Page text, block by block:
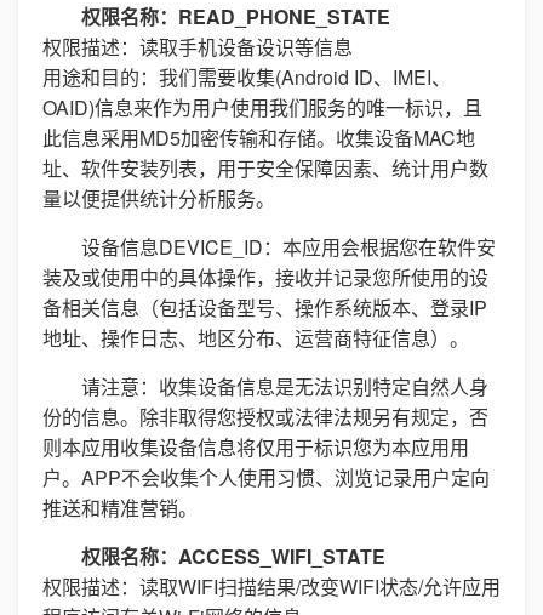
权限名称：READ_PHONE_STATE
权限描述：读取手机设备设识等信息
用途和目的：我们需要收集(Android ID、IMEI、
OAID)信息来作为用户使用我们服务的唯一标识，且
此信息采用MD5加密传输和存储。收集设备MAC地
址、软件安装列表，用于安全保障因素、统计用户数
量以便提供统计分析服务。
设备信息DEVICE_ID：本应用会根据您在软件安
装及或使用中的具体操作，接收并记录您所使用的设
备相关信息（包括设备型号、操作系统版本、登录IP
地址、操作日志、地区分布、运营商特征信息）。
请注意：收集设备信息是无法识别特定自然人身
份的信息。除非取得您授权或法律法规另有规定，否
则本应用收集设备信息将仅用于标识您为本应用用
户。APP不会收集个人使用习惯、浏览记录用户定向
推送和精准营销。
权限名称：ACCESS_WIFI_STATE
权限描述：读取WIFI扫描结果/改变WIFI状态/允许应用